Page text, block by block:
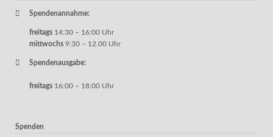
Spendenannahme:
freitags 14:30 – 16:00 Uhr
mittwochs 9:30 – 12.00 Uhr
Spendenausgabe:
freitags 16:00 – 18:00 Uhr
Spenden